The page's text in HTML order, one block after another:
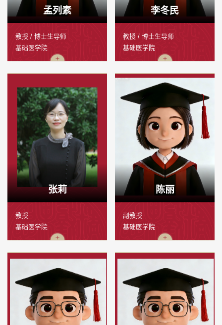
孟列素
教授 / 博士生导师
基础医学院
李冬民
教授 / 博士生导师
基础医学院
张莉
教授
基础医学院
陈丽
副教授
基础医学院